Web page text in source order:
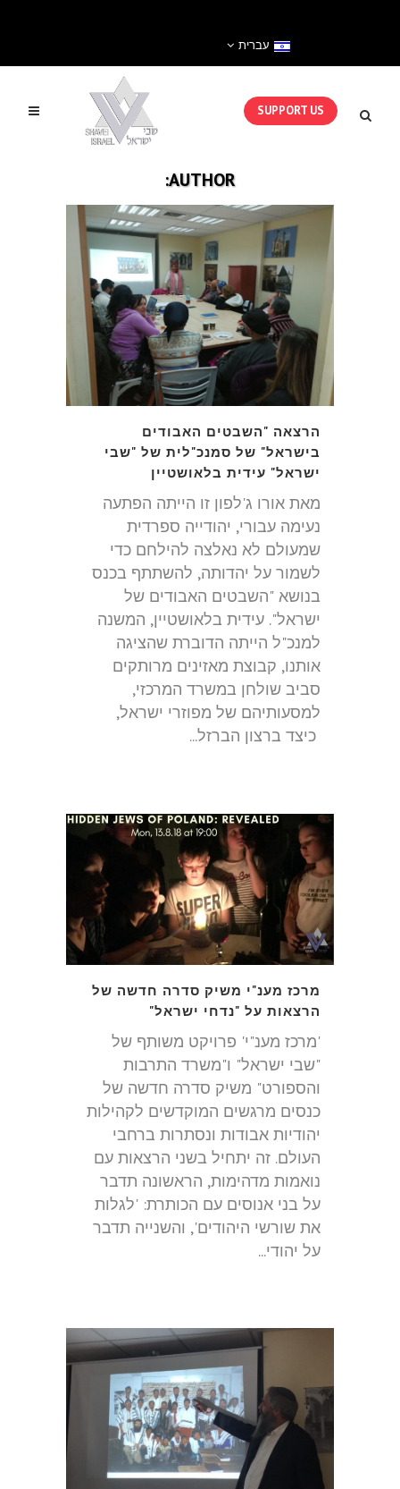
עברית
SUPPORT US
AUTHOR:
הרצאה "השבטים האבודים
בישראל" של סמנכ"לית של "שבי
ישראל" עידית בלאושטיין
מאת אורו ג'לפון זו הייתה הפתעה
נעימה עבורי, יהודייה ספרדית
שמעולם לא נאלצה להילחם כדי
לשמור על יהדותה, להשתתף בכנס
בנושא "השבטים האבודים של
ישראל". עידית בלאושטיין, המשנה
למנכ"ל הייתה הדוברת שהציגה
אותנו, קבוצת מאזינים מרותקים
סביב שולחן במשרד המרכזי,
למסעותיהם של מפוזרי ישראל,
כיצד ברצון הברזל...
מרכז מענ"י משיק סדרה חדשה של
הרצאות על "נדחי ישראל"
'מרכז מענ"י' פרויקט משותף של
"שבי ישראל" ו"משרד התרבות
והספורט" משיק סדרה חדשה של
כנסים מרגשים המוקדשים לקהילות
יהודיות אבודות ונסתרות ברחבי
העולם. זה יתחיל בשני הרצאות עם
נואמות מדהימות, הראשונה תדבר
על בני אנוסים עם הכותרת: 'לגלות
את שורשי היהודים', והשנייה תדבר
על יהודי...